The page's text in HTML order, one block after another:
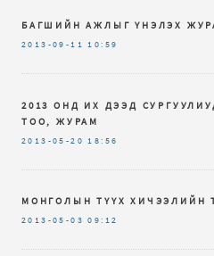
БАГШИЙН АЖЛЫГ ҮНЭЛЭХ
2013-09-11 10:59
2013 ОНД ИХ ДЭЭД
ТОО, ЖУРАМ
2013-05-20 18:56
МОНГОЛЫН ТҮҮХ ХИЧЭЭЛИЙН
2013-05-03 09:12